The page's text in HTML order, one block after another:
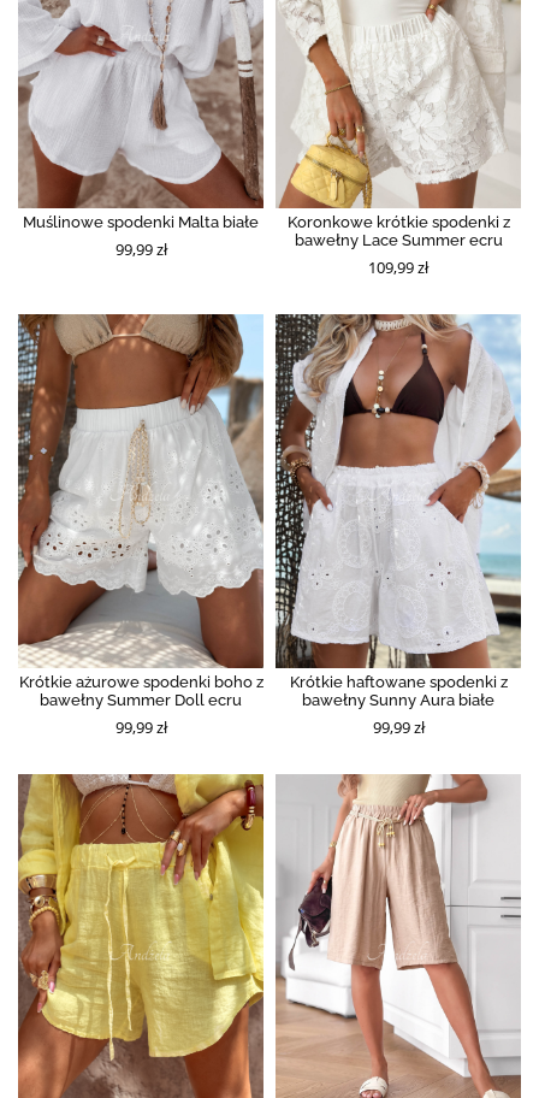
Muślinowe spodenki Malta białe
99,99 zł
Koronkowe krótkie spodenki z
bawełny Lace Summer ecru
109,99 zł
Krótkie ażurowe spodenki boho z
bawełny Summer Doll ecru
99,99 zł
Krótkie haftowane spodenki z
bawełny Sunny Aura białe
99,99 zł